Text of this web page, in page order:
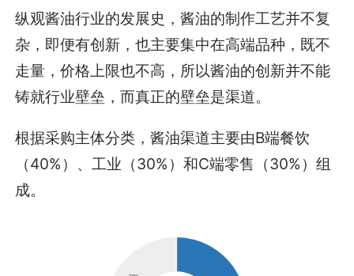
纵观酱油行业的发展史，酱油的制作工艺并不复
杂，即便有创新，也主要集中在高端品种，既不
走量，价格上限也不高，所以酱油的创新并不能
铸就行业壁垒，而真正的壁垒是渠道。
根据采购主体分类，酱油渠道主要由B端餐饮
（40%）、工业（30%）和C端零售（30%）组
成。